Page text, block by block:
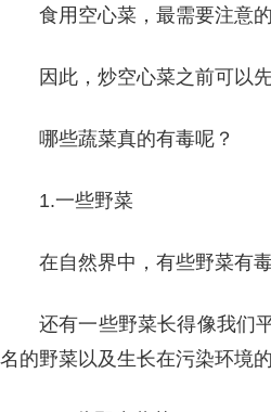
食用空心菜，最需要注意
因此，炒空心菜之前可以
哪些蔬菜真的有毒呢？
1.一些野菜
在自然界中，有些野菜有
还有一些野菜长得像我们
名的野菜以及生长在污染环境